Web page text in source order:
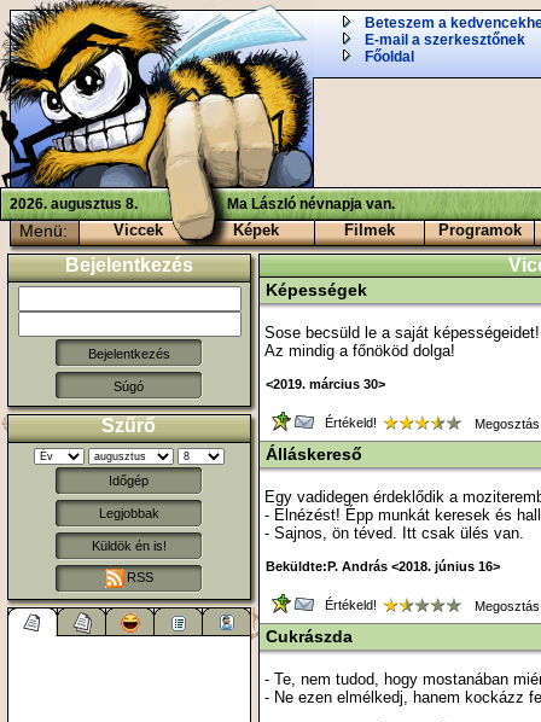
Beteszem a
E-mail a szerkesztőnek
Főoldal
2026. augusztus 8. Ma László névnapja van.
Menü: Viccek Képek Filmek Programok
Bejelentkezés
Súgó
Szűrő
Időgép
Legjobbak
Küldök én is!
RSS
Képességek
Sose becsüld le a saját képességeidet!
Az mindig a főnököd dolga!
<2019. március 30>
Értékeld!
Álláskereső
Egy vadidegen érdeklődik a
- Elnézést! Épp munkát keresek és
- Sajnos, ön téved. Itt csak ülés van.
Beküldte:P. András <2018. június 16>
Értékeld!
Cukrászda
- Te, nem tudod, hogy mostanában
- Ne ezen elmélkedj, hanem kockázz